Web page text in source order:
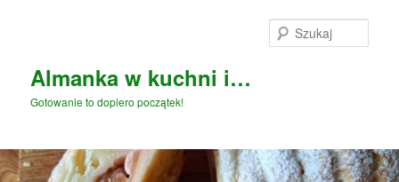
Almanka w kuchni i…
Gotowanie to dopiero początek!